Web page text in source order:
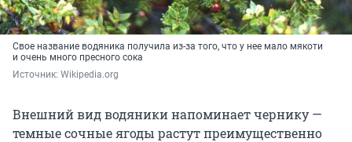
Свое название водяника получила из-за того, что у нее мало мякоти
и очень много пресного сока
Источник: Wikipedia.org
Внешний вид водяники напоминает чернику —
темные сочные ягоды растут преимущественно